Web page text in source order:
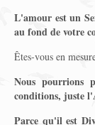
L'amour est un
au fond de votre
Êtes-vous en
Nous pourrions
conditions, juste
Parce qu'il est